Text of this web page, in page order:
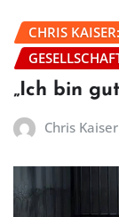
CHRIS
„Ich bin
Chris Kaiser